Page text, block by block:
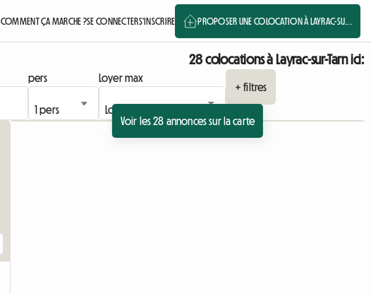
COMMENT ÇA MARCHE ?SE CONNECTERS'INSCRIRE PROPOSER UNE COLOCATION À LAYRAC-SU...
28 colocations à Layrac-sur-Tarn ici:
pers
Loyer max
+ filtres
Voir les 28 annonces sur la carte